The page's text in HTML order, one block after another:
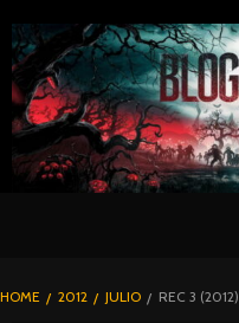
TO
CONTENT
BLOGHORROR
HOME 2012 JULIO REC 3 (2012)